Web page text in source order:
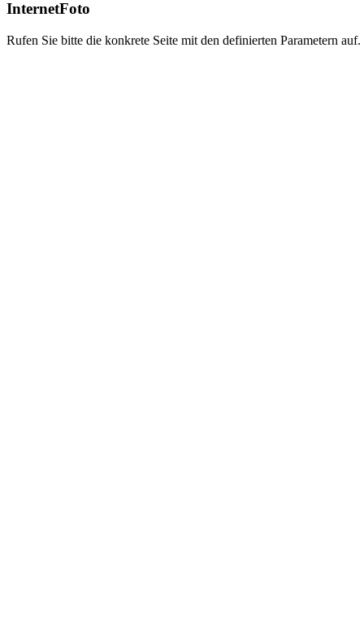
InternetFoto
Rufen Sie bitte die konkrete Seite mit den definierten Parametern auf.